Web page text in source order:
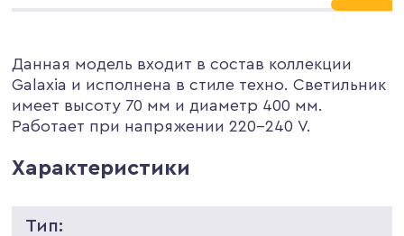
Данная модель входит в состав коллекции
Galaxia и исполнена в стиле техно. Светильник
имеет высоту 70 мм и диаметр 400 мм.
Работает при напряжении 220-240 V.
Характеристики
Тип: